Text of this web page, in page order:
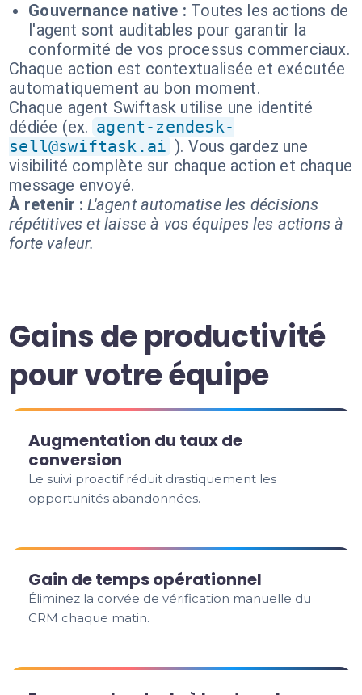
Gouvernance native : Toutes les actions de
l'agent sont auditables pour garantir la
conformité de vos processus commerciaux.
Chaque action est contextualisée et exécutée
automatiquement au bon moment.
Chaque agent Swiftask utilise une identité
dédiée (ex. agent-zendesk-
sell@swiftask.ai ). Vous gardez une
visibilité complète sur chaque action et chaque
message envoyé.
À retenir : L'agent automatise les décisions
répétitives et laisse à vos équipes les actions à
forte valeur.
Gains de productivité
pour votre équipe
Augmentation du taux de
conversion
Le suivi proactif réduit drastiquement les
opportunités abandonnées.
Gain de temps opérationnel
Éliminez la corvée de vérification manuelle du
CRM chaque matin.